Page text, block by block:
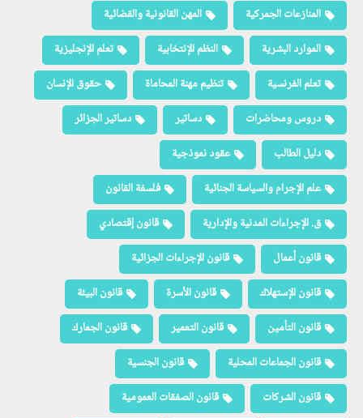
المنازعات الجمركية
المهن القانونية والقضائية
الموارد البشرية
النظم الإنتخابية
تعلم الإنجليزية
تعلم الفرنسية
تنظيم مهنة المحاماة
حقوق الإنسان
دروس ومحاضرات
دساتير
دساتير الجزائر
دليل الطالب
عقود نموذجية
علم الإجرام والسياسة الجنائية
فلسفة القانون
ق. الإجراءات المدنية والإدارية
قانون إقتصادي
قانون أعمال
قانون الإجراءات الجزائية
قانون الإستهلاك
قانون الأسرة
قانون البيئة
قانون التأمين
قانون التعمير
قانون الجمارك
قانون الجماعات المحلية
قانون الجنسية
قانون الشركات
قانون الصفقات العمومية